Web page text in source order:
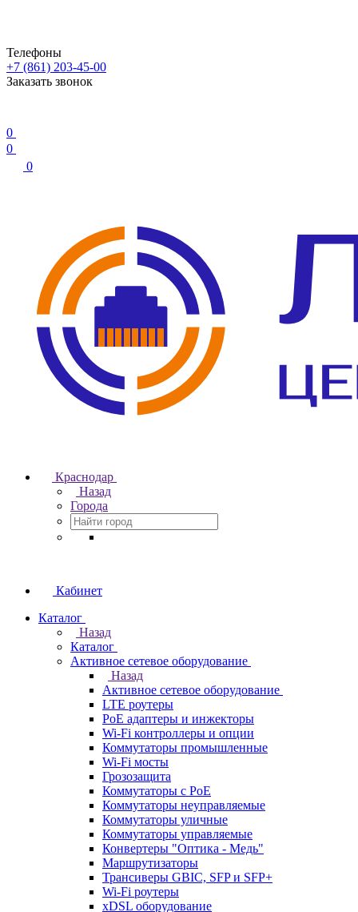
Телефоны
+7 (861) 203-45-00
Заказать звонок
0
0
0
Краснодар
Назад
Города
Кабинет
Каталог
Назад
Каталог
Активное сетевое оборудование
Назад
Активное сетевое оборудование
LTE роутеры
PoE адаптеры и инжекторы
Wi-Fi контроллеры и опции
Коммутаторы промышленные
Wi-Fi мосты
Грозозащита
Коммутаторы c PoE
Коммутаторы неуправляемые
Коммутаторы уличные
Коммутаторы управляемые
Конвертеры "Оптика - Медь"
Маршрутизаторы
Трансиверы GBIC, SFP и SFP+
Wi-Fi роутеры
xDSL оборудование